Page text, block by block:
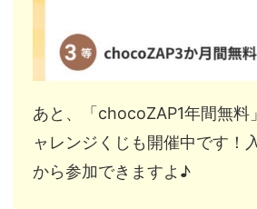
あと、「chocoZAP1年間無料
ャレンジくじも開催中です！
から参加できますよ♪